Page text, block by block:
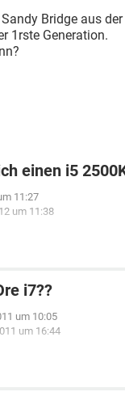
Bridge aus
1rste Generation.
einen i5
11:27
um 11:38
i7??
um 10:05
um 16:44